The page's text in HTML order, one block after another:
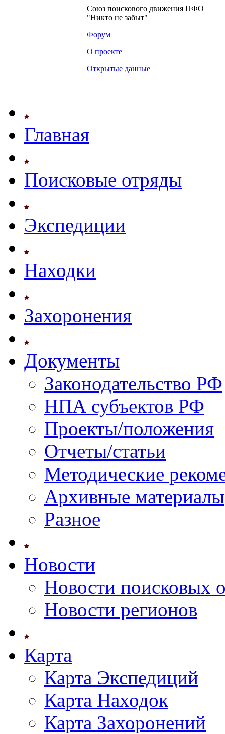
Союз поискового движения ПФО
"Никто не забыт"
Форум
О проекте
Открытые данные
Главная
Поисковые отряды
Экспедиции
Находки
Захоронения
Документы
Законодательство РФ
НПА субъектов РФ
Проекты/положения
Отчеты/статьи
Методические
Архивные материалы
Разное
Новости
Новости поисковых
Новости регионов
Карта
Карта Экспедиций
Карта Находок
Карта Захоронений